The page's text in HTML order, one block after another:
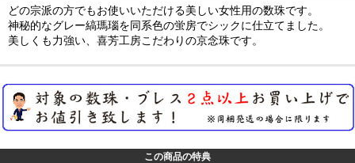
どの宗派の方でもお使いいただける美しい女性用の数珠です。
神秘的なグレー縞瑪瑙を同系色の蛍房でシックに仕立てました。
美しくも力強い、喜芳工房こだわりの京念珠です。
この商品の特典